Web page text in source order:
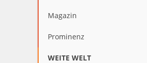
Magazin
Prominenz
WEITE WELT